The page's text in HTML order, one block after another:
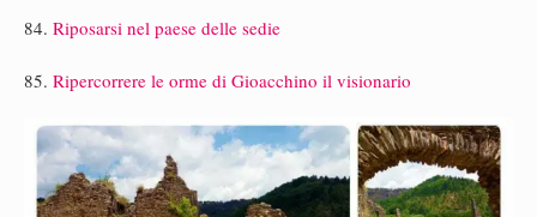
84. Riposarsi nel paese delle sedie
85. Ripercorrere le orme di Gioacchino il visionario